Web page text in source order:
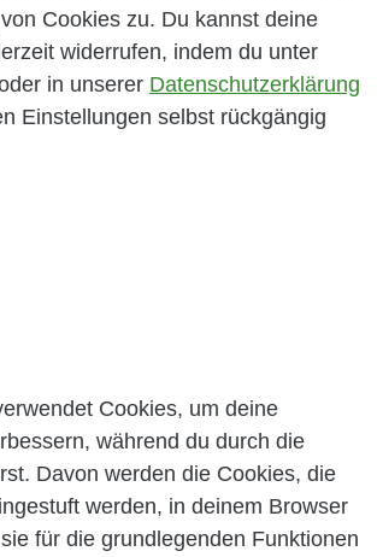
Cookies zu. Du kannst deine
widerrufen, indem du unter
in unserer Datenschutzerklärung
Einstellungen selbst rückgängig
Cookies, um deine
während du durch die
Davon werden die Cookies, die
werden, in deinem Browser
für die grundlegenden Funktionen